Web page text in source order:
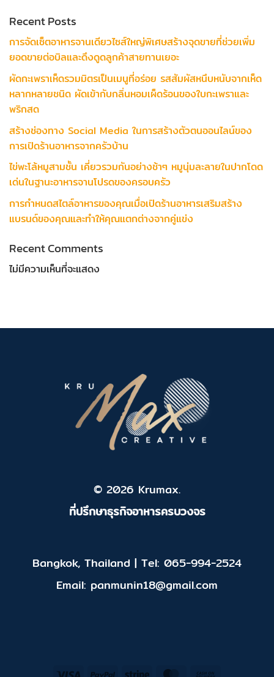
Recent Posts
การจัดเซ็ตอาหารจานเดียวไซส์ใหญ่พิเศษสร้างจุดขายที่ช่วยเพิ่ม
ยอดขายต่อบิลและดึงดูดลูกค้าสายทานเยอะ
ผัดกะเพราเห็ดรวมมิตรเป็นเมนูที่อร่อย รสสัมผัสหนึบหนับจากเห็ด
หลากหลายชนิด ผัดเข้ากับกลิ่นหอมเผ็ดร้อนของใบกะเพราและ
พริกสด
สร้างช่องทาง Social Media ในการสร้างตัวตนออนไลน์ของ
การเปิดร้านอาหารจากครัวบ้าน
ไข่พะโล้หมูสามชั้น เคี่ยวรวมกันอย่างช้าๆ หมูนุ่มละลายในปากโดด
เด่นในฐานะอาหารจานโปรดของครอบครัว
การกำหนดสไตล์อาหารของคุณเมื่อเปิดร้านอาหารเสริมสร้าง
แบรนด์ของคุณและทำให้คุณแตกต่างจากคู่แข่ง
Recent Comments
ไม่มีความเห็นที่จะแสดง
© 2026 Krumax.
ที่ปรึกษาธุรกิจอาหารครบวงจร
Bangkok, Thailand | Tel: 065-994-2524
Email: panmunin18@gmail.com